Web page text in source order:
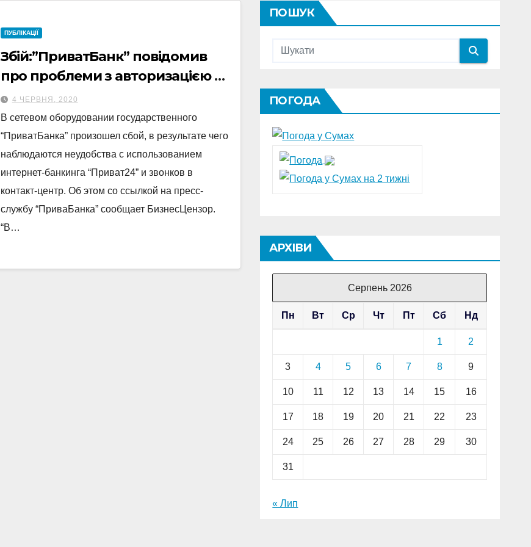
ПУБЛІКАЦІЇ
Збій:”ПриватБанк” повідомив
про проблеми з авторизацією в
“Приват24”
4 ЧЕРВНЯ, 2020
В сетевом оборудовании государственного
“ПриватБанка” произошел сбой, в результате чего
наблюдаются неудобства с использованием
интернет-банкинга “Приват24” и звонков в
контакт-центр. Об этом со ссылкой на пресс-
службу “ПриваБанка” сообщает БизнесЦензор.
“В…
ПОШУК
ПОГОДА
АРХІВИ
Серпень 2026
Пн Вт Ср Чт Пт Сб Нд
1 2
3 4 5 6 7 8 9
10 11 12 13 14 15 16
17 18 19 20 21 22 23
24 25 26 27 28 29 30
31
« Лип